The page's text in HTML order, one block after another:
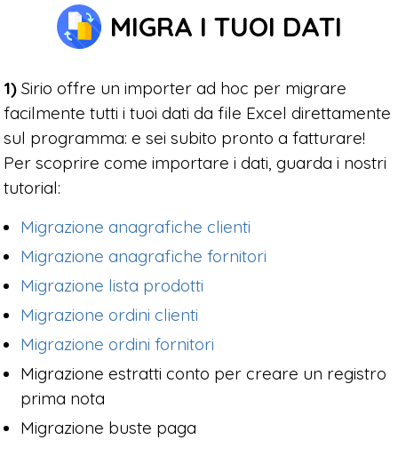
MIGRA I TUOI DATI
1) Sirio offre un importer ad hoc per migrare
facilmente tutti i tuoi dati da file Excel direttamente
sul programma: e sei subito pronto a fatturare!
Per scoprire come importare i dati, guarda i nostri
tutorial:
Migrazione anagrafiche clienti
Migrazione anagrafiche fornitori
Migrazione lista prodotti
Migrazione ordini clienti
Migrazione ordini fornitori
Migrazione estratti conto per creare un registro
prima nota
Migrazione buste paga